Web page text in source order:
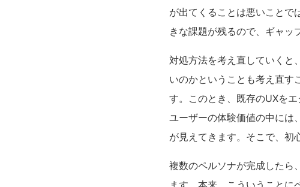
が出てくることは悪いことで
きな課題が残るので、ギャッ
対処方法を考え直していくと
いのかということも考え直す
す。このとき、既存のUXを
ユーザーの体験価値の中には
が見えてきます。そこで、初
複数のペルソナが完成したら